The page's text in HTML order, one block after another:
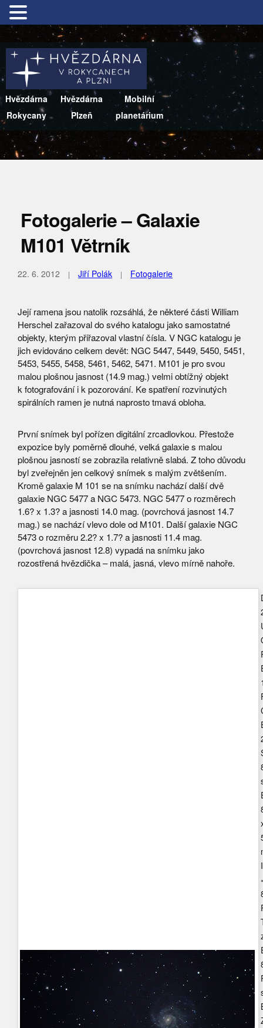
Hvězdárna
Rokycany
Hvězdárna
Plzeň
Mobilní
planetárium
Fotogalerie – Galaxie
M101 Větrník
22. 6. 2012 Jiří Polák Fotogalerie
Její ramena jsou natolik rozsáhlá, že některé části William
Herschel zařazoval do svého katalogu jako samostatné
objekty, kterým přiřazoval vlastní čísla. V NGC katalogu je
jich evidováno celkem devět: NGC 5447, 5449, 5450, 5451,
5453, 5455, 5458, 5461, 5462, 5471. M101 je pro svou
malou plošnou jasnost (14.9 mag.) velmi obtížný objekt
k fotografování i k pozorování. Ke spatření rozvinutých
spirálních ramen je nutná naprosto tmavá obloha.
První snímek byl pořízen digitální zrcadlovkou. Přestože
expozice byly poměrně dlouhé, velká galaxie s malou
plošnou jasností se zobrazila relativně slabá. Z toho důvodu
byl zveřejněn jen celkový snímek s malým zvětšením.
Kromě galaxie M 101 se na snímku nachází další dvě
galaxie NGC 5477 a NGC 5473. NGC 5477 o rozměrech
1.6? x 1.3? a jasnosti 14.0 mag. (povrchová jasnost 14.7
mag.) se nachází vlevo dole od M101. Další galaxie NGC
5473 o rozměru 2.2? x 1.7? a jasnosti 11.4 mag.
(povrchová jasnost 12.8) vypadá na snímku jako
rozostřená hvězdička – malá, jasná, vlevo mírně nahoře.